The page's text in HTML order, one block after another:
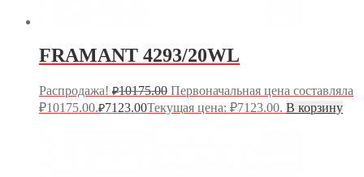
FRAMANT 4293/20WL
Распродажа! ₽10175.00 Первоначальная цена составляла
₽10175.00.₽7123.00Текущая цена: ₽7123.00. В корзину